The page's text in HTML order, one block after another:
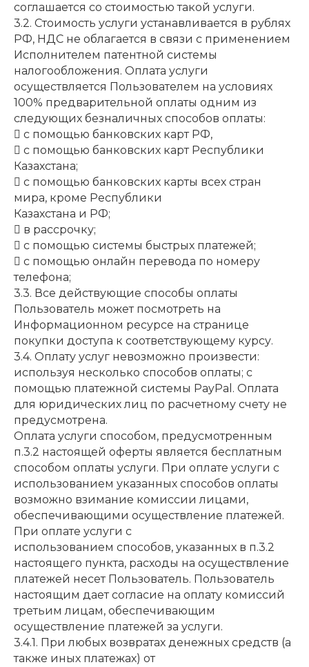
соглашается со стоимостью такой услуги.
3.2. Стоимость услуги устанавливается в рублях
РФ, НДС не облагается в связи с применением
Исполнителем патентной системы
налогообложения. Оплата услуги
осуществляется Пользователем на условиях
100% предварительной оплаты одним из
следующих безналичных способов оплаты:
 с помощью банковских карт РФ,
 с помощью банковских карт Республики
Казахстана;
 с помощью банковских карты всех стран
мира, кроме Республики
Казахстана и РФ;
 в рассрочку;
 с помощью системы быстрых платежей;
 с помощью онлайн перевода по номеру
телефона;
3.3. Все действующие способы оплаты
Пользователь может посмотреть на
Информационном ресурсе на странице
покупки доступа к соответствующему курсу.
3.4. Оплату услуг невозможно произвести:
используя несколько способов оплаты; с
помощью платежной системы PayPal. Оплата
для юридических лиц по расчетному счету не
предусмотрена.
Оплата услуги способом, предусмотренным
п.3.2 настоящей оферты является бесплатным
способом оплаты услуги. При оплате услуги с
использованием указанных способов оплаты
возможно взимание комиссии лицами,
обеспечивающими осуществление платежей.
При оплате услуги с
использованием способов, указанных в п.3.2
настоящего пункта, расходы на осуществление
платежей несет Пользователь. Пользователь
настоящим дает согласие на оплату комиссий
третьим лицам, обеспечивающим
осуществление платежей за услуги.
3.4.1. При любых возвратах денежных средств (а
также иных платежах) от